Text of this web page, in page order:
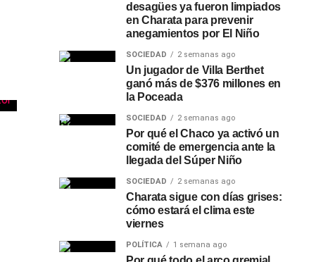
desagües ya fueron limpiados
en Charata para prevenir
anegamientos por El Niño
SOCIEDAD 2 semanas ago
Un jugador de Villa Berthet
ganó más de $376 millones en
la Poceada
SOCIEDAD 2 semanas ago
Por qué el Chaco ya activó un
comité de emergencia ante la
llegada del Súper Niño
SOCIEDAD 2 semanas ago
Charata sigue con días grises:
cómo estará el clima este
viernes
POLÍTICA 1 semana ago